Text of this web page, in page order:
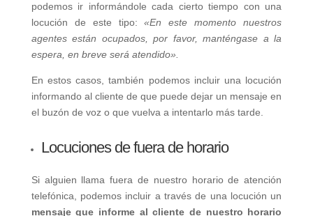
podemos ir informándole cada cierto tiempo con una
locución de este tipo:«En este momento nuestros
agentes están ocupados, por favor, manténgase a la
espera, en breve será atendido».
En estos casos, también podemos incluir una locución
informando al cliente de que puede dejar un mensaje en
el buzón de voz o que vuelva a intentarlo más tarde.
Locuciones de fuera de horario
Si alguien llama fuera de nuestro horario de atención
telefónica, podemos incluir a través de una locución un
mensaje que informe al cliente de nuestro horario